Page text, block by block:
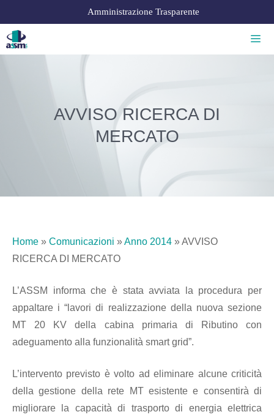
Amministrazione Trasparente
AVVISO RICERCA DI
MERCATO
Home » Comunicazioni »Anno 2014 »AVVISO
RICERCA DI MERCATO
L’ASSM informa che è stata avviata la procedura per
appaltare i “lavori di realizzazione della nuova sezione
MT 20 KV della cabina primaria di Ributino con
adeguamento alla funzionalità smart grid”.
L’intervento previsto è volto ad eliminare alcune criticità
della gestione della rete MT esistente e consentirà di
migliorare la capacità di trasporto di energia elettrica